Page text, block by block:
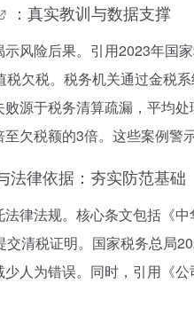
：真实教训与数据支撑
风险后果。引用2023年国
税欠税。税务机关通过金税
败源于税务清算疏漏，平均
欠税额的3倍。这些案例警
法律依据：夯实防范基础
法律法规。核心条文包括《
交清税证明。国家税务总局
人为错误。同时，引用《